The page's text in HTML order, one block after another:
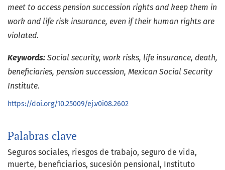
Palabras clave
Seguros sociales riesgos de trabajo seguro de vida
muerte beneficiarios sucesión pensional Instituto
meet to access pension succession rights and keep them in
work and life risk insurance, even if their human rights are
violated.
Keywords: Social security, work risks, life insurance, death,
beneficiaries, pension succession, Mexican Social Security
Institute.
https://doi.org/10.25009/ej.v0i08.2602